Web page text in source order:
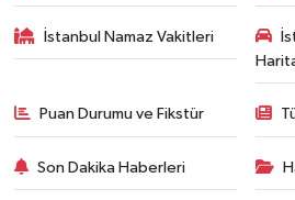
İstanbul Namaz Vakitleri
Puan Durumu ve Fikstür
Son Dakika Haberleri